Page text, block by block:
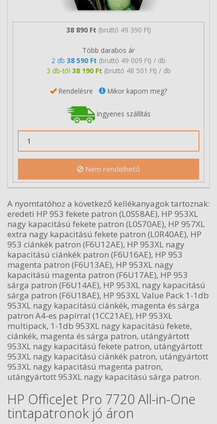
38 890 Ft (bruttó 49 390 Ft)
Több darabos ár
2 db 38 590 Ft (bruttó 49 009 Ft) / db
3 db-tól 38 190 Ft (bruttó 48 501 Ft) / db
Rendelésre Mikor kapom meg?
Ingyenes szállítás
Nem rendelhető
A nyomtatóhoz a következő kellékanyagok tartoznak:
eredeti HP 953 fekete patron (L0S58AE), HP 953XL
nagy kapacitású fekete patron (L0S70AE), HP 957XL
extra nagy kapacitású fekete patron (L0R40AE), HP
953 ciánkék patron (F6U12AE), HP 953XL nagy
kapacitású ciánkék patron (F6U16AE), HP 953
magenta patron (F6U13AE), HP 953XL nagy
kapacitású magenta patron (F6U17AE), HP 953
sárga patron (F6U14AE), HP 953XL nagy kapacitású
sárga patron (F6U18AE), HP 953XL Value Pack 1-1db
953XL nagy kapacitású ciánkék, magenta és sárga
patron A4-es papírral (1CC21AE), HP 953XL
multipack, 1-1db 953XL nagy kapacitású fekete,
ciánkék, magenta és sárga patron, utángyártott
953XL nagy kapacitású fekete patron, utángyártott
953XL nagy kapacitású ciánkék patron, utángyártott
953XL nagy kapacitású magenta patron,
utángyártott 953XL nagy kapacitású sárga patron.
HP OfficeJet Pro 7720 All-in-One
tintapatronok jó áron